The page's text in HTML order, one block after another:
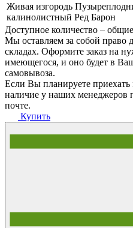
Живая изгородь
калинолистный Ред Барон
Доступное количество –
Мы оставляем за собой право
складах. Оформите заказ на
имеющегося, и оно будет в
самовывоза.
Если Вы планируете приехать
наличие у наших менеджеров
почте.
Купить